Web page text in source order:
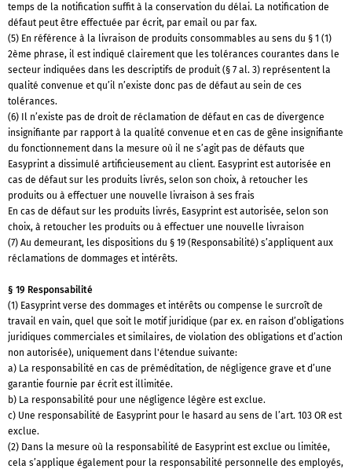
temps de la notification suffit à la conservation du délai. La notification de
défaut peut être effectuée par écrit, par email ou par fax.
(5) En référence à la livraison de produits consommables au sens du § 1 (1)
2ème phrase, il est indiqué clairement que les tolérances courantes dans le
secteur indiquées dans les descriptifs de produit (§ 7 al. 3) représentent la
qualité convenue et qu’il n’existe donc pas de défaut au sein de ces
tolérances.
(6) Il n’existe pas de droit de réclamation de défaut en cas de divergence
insignifiante par rapport à la qualité convenue et en cas de gêne insignifiante
du fonctionnement dans la mesure où il ne s’agit pas de défauts que
Easyprint a dissimulé artificieusement au client. Easyprint est autorisée en
cas de défaut sur les produits livrés, selon son choix, à retoucher les
produits ou à effectuer une nouvelle livraison à ses frais
En cas de défaut sur les produits livrés, Easyprint est autorisée, selon son
choix, à retoucher les produits ou à effectuer une nouvelle livraison
(7) Au demeurant, les dispositions du § 19 (Responsabilité) s’appliquent aux
réclamations de dommages et intérêts.
§ 19 Responsabilité
(1) Easyprint verse des dommages et intérêts ou compense le surcroît de
travail en vain, quel que soit le motif juridique (par ex. en raison d’obligations
juridiques commerciales et similaires, de violation des obligations et d’action
non autorisée), uniquement dans l'étendue suivante:
a) La responsabilité en cas de préméditation, de négligence grave et d’une
garantie fournie par écrit est illimitée.
b) La responsabilité pour une négligence légère est exclue.
c) Une responsabilité de Easyprint pour le hasard au sens de l’art. 103 OR est
exclue.
(2) Dans la mesure où la responsabilité de Easyprint est exclue ou limitée,
cela s’applique également pour la responsabilité personnelle des employés,